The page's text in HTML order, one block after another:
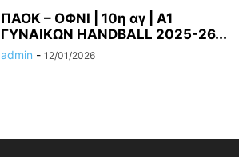
ΠΑΟΚ – ΟΦΝΙ | 10η αγ | A1
ΓΥΝΑΙΚΩΝ HANDBALL 2025-26...
admin - 12/01/2026